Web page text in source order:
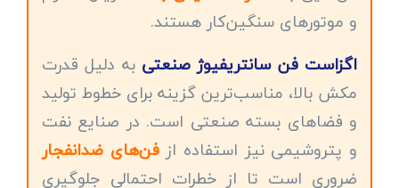
و موتورهای سنگین‌کار هستند.
اگزاست فن سانتریفیوژ صنعتی به دلیل قدرت
مکش بالا، مناسب‌ترین گزینه برای خطوط تولید
و فضاهای بسته صنعتی است. در صنایع نفت
و پتروشیمی نیز استفاده ازفن‌های ضدانفجار
ضروری است تا از خطرات احتمالی جلوگیری